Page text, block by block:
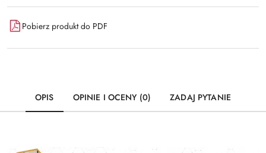
Pobierz produkt do PDF
OPIS OPINIE I OCENY (0) ZADAJ PYTANIE